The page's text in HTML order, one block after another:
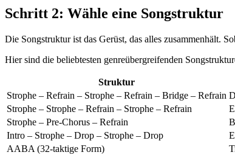
Schritt 2: Wähle eine Songstruktur
Die Songstruktur ist das Gerüst, das alles zusammenhält.
Hier sind die beliebtesten genreübergreifenden
Struktur
Strophe – Refrain – Strophe – Refrain – Bridge – Refrain
Strophe – Strophe – Refrain – Strophe – Refrain
Strophe – Pre-Chorus – Refrain
Intro – Strophe – Drop – Strophe – Drop
AABA (32-taktige Form)